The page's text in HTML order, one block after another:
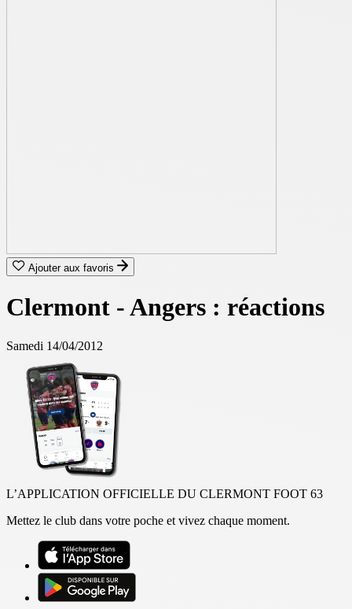
Ajouter aux favoris
Clermont - Angers : réactions
Samedi 14/04/2012
L’APPLICATION OFFICIELLE DU CLERMONT FOOT 63
Mettez le club dans votre poche et vivez chaque moment.